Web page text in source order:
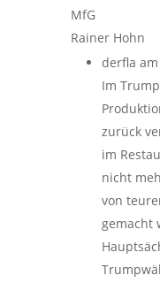
MfG
Rainer Hohn
derfla
Im
zurück
im
nicht
von
gemacht